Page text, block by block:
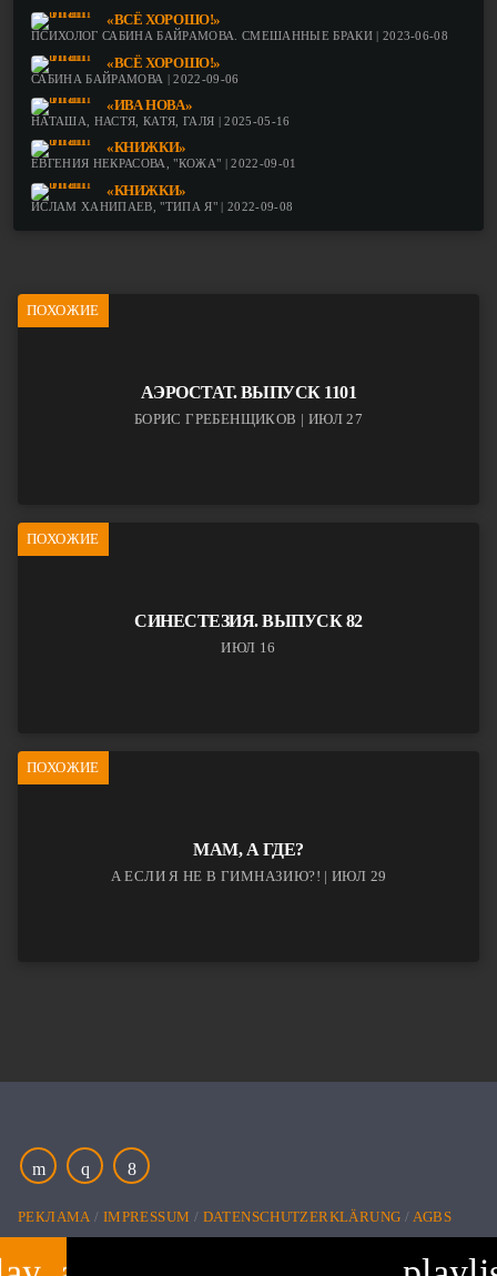
«ВСЁ ХОРОШО!»
ПСИХОЛОГ САБИНА БАЙРАМОВА. СМЕШАННЫЕ БРАКИ | 2023-06-08
«ВСЁ ХОРОШО!»
САБИНА БАЙРАМОВА | 2022-09-06
«ИВА НОВА»
НАТАША, НАСТЯ, КАТЯ, ГАЛЯ | 2025-05-16
«КНИЖКИ»
ЕВГЕНИЯ НЕКРАСОВА, "КОЖА" | 2022-09-01
«КНИЖКИ»
ИСЛАМ ХАНИПАЕВ, "ТИПА Я" | 2022-09-08
ПОХОЖИЕ
АЭРОСТАТ. ВЫПУСК 1101
БОРИС ГРЕБЕНЩИКОВ | ИЮЛ 27
ПОХОЖИЕ
СИНЕСТЕЗИЯ. ВЫПУСК 82
ИЮЛ 16
ПОХОЖИЕ
МАМ, А ГДЕ?
А ЕСЛИ Я НЕ В ГИМНАЗИЮ?! | ИЮЛ 29
РЕКЛАМА IMPRESSUM DATENSCHUTZERKLÄRUNG AGBS